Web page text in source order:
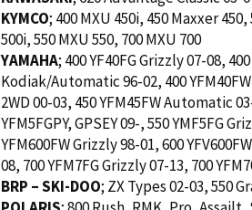
KYMCO; 400 MXU 450i, 450 Maxxer
500i, 550 MXU 550, 700 MXU 700
YAMAHA; 400 YF40FG Grizzly 07-08,
Kodiak/Automatic 96-02, 400
2WD 00-03, 450 YFM45FW Automatic
YFM5FGPY, GPSEY 09-, 550 YMF5FG
YFM600FW Grizzly 98-01, 600
08, 700 YFM7FG Grizzly 07-13, 700
BRP – SKI-DOO; ZX Types 02-03, 550